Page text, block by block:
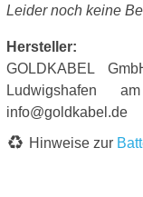
Leider noch keine
Hersteller:
GOLDKABEL
Ludwigshafen
info@goldkabel.de
Hinweise zur